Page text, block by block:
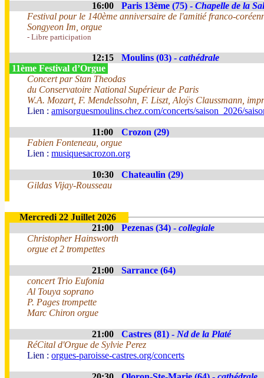
16:00 Paris 13ème (75) - Chapelle de la
Festival pour le 140ème anniversaire de l'amitié franco-
Songyeon Im, orgue
- Libre participation
12:15 Moulins (03) - cathédrale
11ème Festival d’Orgue
Concert par Stan Theodas
du Conservatoire National Supérieur de Paris
W.A. Mozart, F. Mendelssohn, F. Liszt, Aloÿs Claussmann,
Lien : amisorguesmoulins.chez.com/concerts/saison_2026/
11:00
Crozon (29)
Fabien Fonteneau, orgue
Lien : musiquesacrozon.org
10:30
Chateaulin (29)
Gildas Vijay-Rousseau
Mercredi 22 Juillet 2026
21:00
Pezenas (34) - collegiale
Christopher Hainsworth
orgue et 2 trompettes
21:00
Sarrance (64)
concert Trio Eufonia
Al Touya soprano
P. Pages trompette
Marc Chiron orgue
21:00 Castres (81) - Nd de la Platé
RéCital d'Orgue de Sylvie Perez
Lien : orgues-paroisse-castres.org/concerts